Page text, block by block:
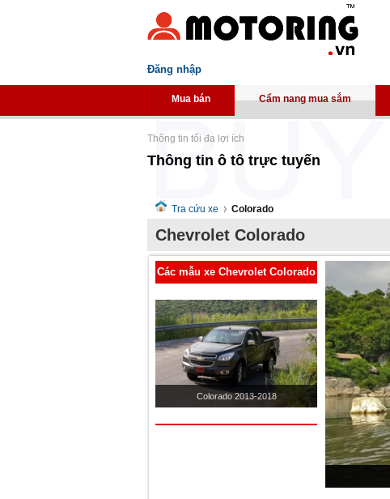
Đăng nhập
Mua bán Cẩm nang mua sắm
Thông tin tối đa lợi ích
Thông tin ô tô trực tuyến
Tra cứu xe Colorado
Chevrolet Colorado
Các mẫu xe Chevrolet Colorado
Colorado 2013-2018